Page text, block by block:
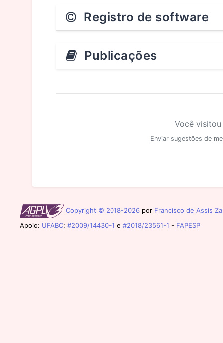
Registro de software
Publicações
Você
Enviar sugestões de
Copyright © 2018-2026 por Francisco de Assis
Apoio: UFABC; #2009/14430–1 e #2018/23561-1 - FAPESP